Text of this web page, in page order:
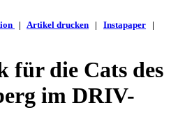
| Artikel drucken | Instapaper |
für die Cats des
im DRIV-